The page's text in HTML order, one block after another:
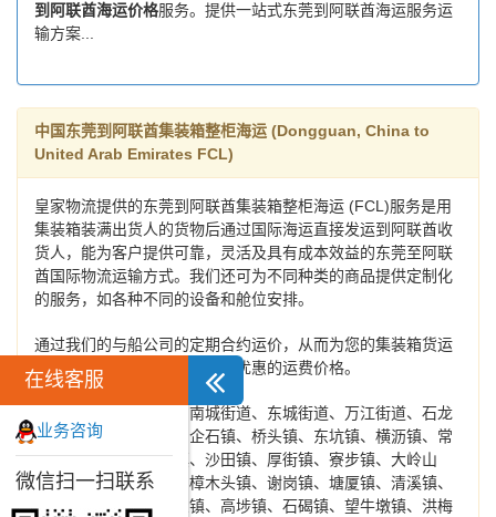
到阿联酋海运价格服务。提供一站式东莞到阿联酋海运服务运
输方案...
中国东莞到阿联酋集装箱整柜海运 (Dongguan, China to
United Arab Emirates FCL)
皇家物流提供的东莞到阿联酋集装箱整柜海运 (FCL)服务是用
集装箱装满出货人的货物后通过国际海运直接发运到阿联酋收
货人，能为客户提供可靠，灵活及具有成本效益的东莞至阿联
酋国际物流运输方式。我们还可为不同种类的商品提供定制化
的服务，如各种不同的设备和舱位安排。
通过我们的与船公司的定期合约运价，从而为您的集装箱货运
提供最高质量的舱位配给和最优惠的运费价格。
莞城街道、南城街道、东城街道、万江街道、石龙
镇、石排镇、茶山镇、企石镇、桥头镇、东坑镇、横沥镇、常
平镇、虎门镇、长安镇、沙田镇、厚街镇、寮步镇、大岭山
镇、大朗镇、黄江镇、樟木头镇、谢岗镇、塘厦镇、清溪镇、
凤岗镇、麻涌镇、中堂镇、高埗镇、石碣镇、望牛墩镇、洪梅
在线客服
业务咨询
微信扫一扫联系